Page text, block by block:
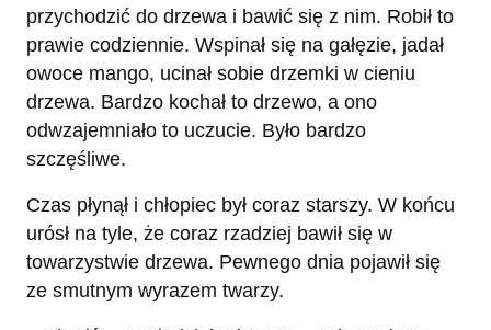
przychodzić do drzewa i bawić się z nim. Robił to
prawie codziennie. Wspinał się na gałęzie, jadał
owoce mango, ucinał sobie drzemki w cieniu
drzewa. Bardzo kochał to drzewo, a ono
odwzajemniało to uczucie. Było bardzo
szczęśliwe.
Czas płynął i chłopiec był coraz starszy. W końcu
urósł na tyle, że coraz rzadziej bawił się w
towarzystwie drzewa. Pewnego dnia pojawił się
ze smutnym wyrazem twarzy.